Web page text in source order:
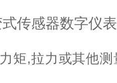
矩,拉力或其他